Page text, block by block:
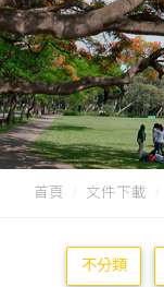
首頁 文件下載
不分類